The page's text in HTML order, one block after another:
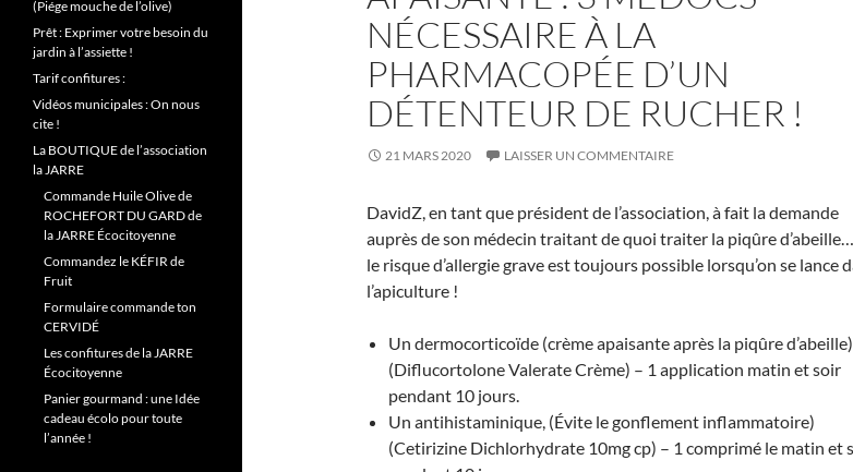
NÉCESSAIRE À LA
PHARMACOPÉE D’UN
DÉTENTEUR DE RUCHER !
21 MARS 2020 LAISSER UN COMMENTAIRE
DavidZ, en tant que président de l’association, à fait la demande
auprès de son médecin traitant de quoi traiter la piqûre
le risque d’allergie grave est toujours possible lorsqu’on se lance
l’apiculture !
Un dermocorticoïde (crème apaisante après la piqûre d’abeille),
(Diflucortolone Valerate Crème) – 1 application matin et soir
pendant 10 jours.
Un antihistaminique, (Évite le gonflement inflammatoire)
(Cetirizine Dichlorhydrate 10mg cp) – 1 comprimé le matin et
(Piége mouche de l’olive)
Prêt : Exprimer votre besoin du
jardin à l’assiette !
Tarif confitures :
Vidéos municipales : On nous
cite !
La BOUTIQUE de l’association
la JARRE
Commande Huile Olive de
ROCHEFORT DU GARD de
la JARRE Écocitoyenne
Commandez le KÉFIR de
Fruit
Formulaire commande ton
CERVIDÉ
Les confitures de la JARRE
Écocitoyenne
Panier gourmand : une Idée
cadeau écolo pour toute
l’année !